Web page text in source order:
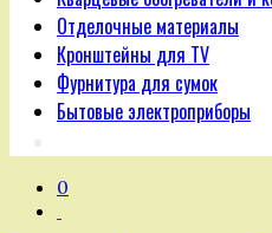
Отделочные материалы
Кронштейны для TV
Фурнитура для сумок
Бытовые электроприборы
0